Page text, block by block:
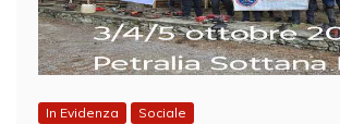
In Evidenza Sociale